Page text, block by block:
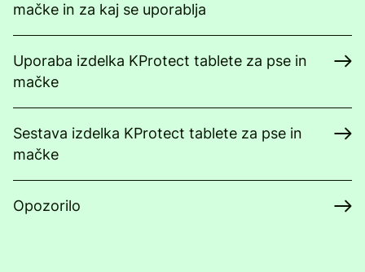
mačke in za kaj se uporablja
Uporaba izdelka KProtect tablete za pse in
mačke
Sestava izdelka KProtect tablete za pse in
mačke
Opozorilo